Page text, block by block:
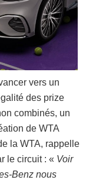
vers un
des prize
combinés, un
de WTA
la WTA, rappelle
le circuit : « Voir
Benz nous